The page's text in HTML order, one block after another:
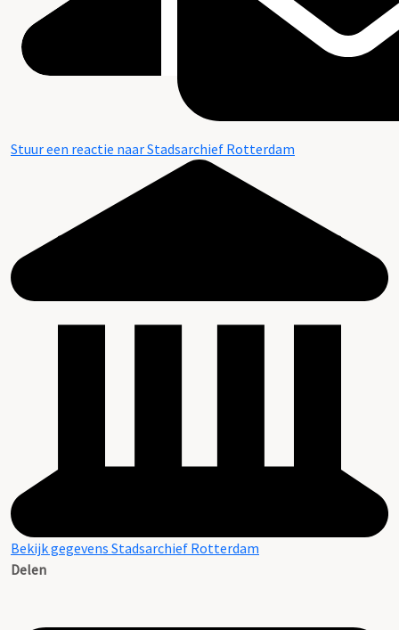
Stuur een reactie naar Stadsarchief Rotterdam
Bekijk gegevens Stadsarchief Rotterdam
Delen